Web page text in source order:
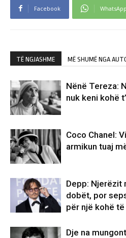
Facebook WhatsApp
TË NGJASHME MË SHUMË NGA
Nënë Tereza:
nuk keni kohë
Coco Chanel:
armikun tuaj
Depp: Njerëzit
dobët, por
për një kohë
Dje na